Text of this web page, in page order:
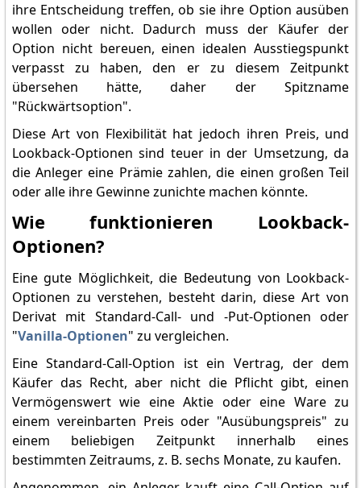
ihre Entscheidung treffen, ob sie ihre Option ausüben
wollen oder nicht. Dadurch muss der Käufer der
Option nicht bereuen, einen idealen Ausstiegspunkt
verpasst zu haben, den er zu diesem Zeitpunkt
übersehen hätte, daher der Spitzname
"Rückwärtsoption".
Diese Art von Flexibilität hat jedoch ihren Preis, und
Lookback-Optionen sind teuer in der Umsetzung, da
die Anleger eine Prämie zahlen, die einen großen Teil
oder alle ihre Gewinne zunichte machen könnte.
Wie funktionieren Lookback-
Optionen?
Eine gute Möglichkeit, die Bedeutung von Lookback-
Optionen zu verstehen, besteht darin, diese Art von
Derivat mit Standard-Call- und -Put-Optionen oder
"Vanilla-Optionen" zu vergleichen.
Eine Standard-Call-Option ist ein Vertrag, der dem
Käufer das Recht, aber nicht die Pflicht gibt, einen
Vermögenswert wie eine Aktie oder eine Ware zu
einem vereinbarten Preis oder "Ausübungspreis" zu
einem beliebigen Zeitpunkt innerhalb eines
bestimmten Zeitraums, z. B. sechs Monate, zu kaufen.